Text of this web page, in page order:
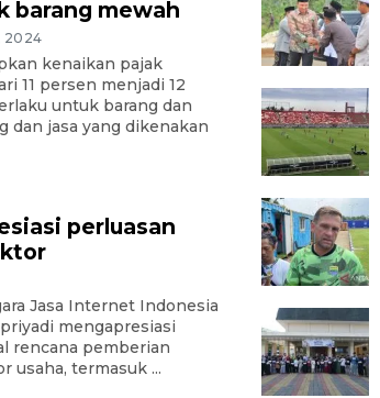
barang mewah
2024
kenaikan pajak
11 persen menjadi 12
untuk barang dan
dan jasa yang dikenakan
perluasan
Jasa Internet Indonesia
mengapresiasi
rencana pemberian
usaha, termasuk ...